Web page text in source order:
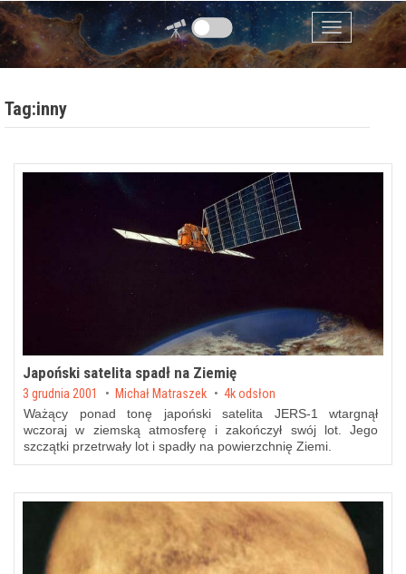
Przejdź do zawartości
Menu
Tag:inny
Japoński satelita spadł na Ziemię
Posted on
3 grudnia 2001 byMichał Matraszek 4k odsłon
Ważący ponad tonę japoński satelita JERS-1 wtargnął
wczoraj w ziemską atmosferę i zakończył swój lot. Jego
szczątki przetrwały lot i spadły na powierzchnię Ziemi.